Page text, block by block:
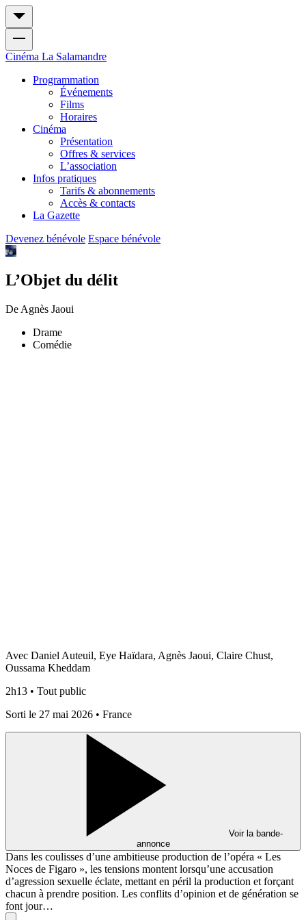
Cinéma La Salamandre
Programmation
Événements
Films
Horaires
Cinéma
Présentation
Offres & services
L’association
Infos pratiques
Tarifs & abonnements
Accès & contacts
La Gazette
Devenez bénévole Espace bénévole
L’Objet du délit
De Agnès Jaoui
Drame
Comédie
Avec Daniel Auteuil, Eye Haïdara, Agnès Jaoui, Claire Chust,
Oussama Kheddam
2h13 • Tout public
Sorti le 27 mai 2026 • France
Voir la bande-
annonce
Dans les coulisses d’une ambitieuse production de l’opéra « Les
Noces de Figaro », les tensions montent lorsqu’une accusation
d’agression sexuelle éclate, mettant en péril la production et forçant
chacun à prendre position. Les conflits d’opinion et de génération se
font jour…